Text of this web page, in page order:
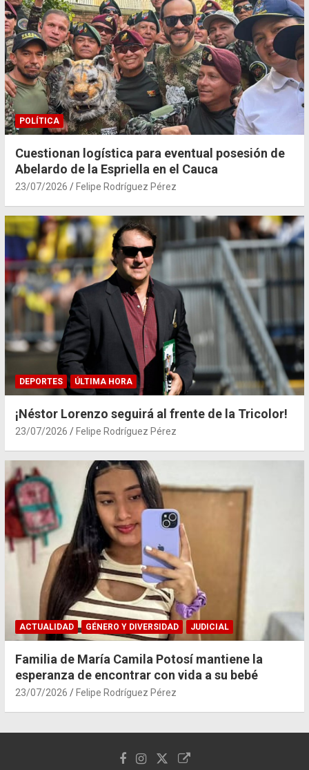
POLÍTICA
Cuestionan logística para eventual posesión de
Abelardo de la Espriella en el Cauca
23/07/2026 Felipe Rodríguez Pérez
DEPORTES ÚLTIMA HORA
¡Néstor Lorenzo seguirá al frente de la Tricolor!
23/07/2026 Felipe Rodríguez Pérez
ACTUALIDAD GÉNERO Y DIVERSIDAD JUDICIAL
Familia de María Camila Potosí mantiene la
esperanza de encontrar con vida a su bebé
23/07/2026 Felipe Rodríguez Pérez